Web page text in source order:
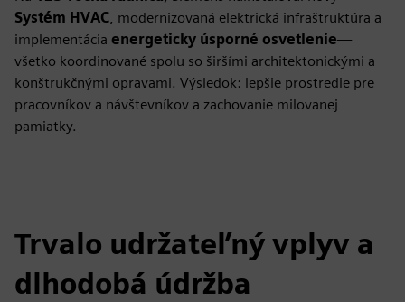
Systém HVAC , modernizovaná elektrická infraštruktúra a
implementácia energeticky úsporné osvetlenie—
všetko koordinované spolu so širšími architektonickými a
konštrukčnými opravami. Výsledok: lepšie prostredie pre
pracovníkov a návštevníkov a zachovanie milovanej
pamiatky.
Trvalo udržateľný vplyv a
dlhodobá údržba